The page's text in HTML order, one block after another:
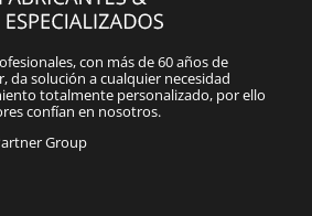
con más de 60 años de
da solución a cualquier necesidad
totalmente personalizado, por ello
confían en nosotros.
Group